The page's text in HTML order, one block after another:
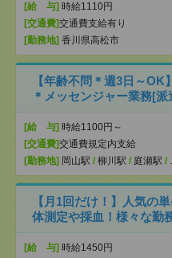
[給 与] 時給1110円
[交通費]交通費支給有り
[勤務地] 香川県高松市
【年齢不問＊週3日～
＊メッセンジャー業務[派
[給 与] 時給1100円～
[交通費]交通費規定内支給
[勤務地] 岡山駅 / 柳川駅 / 庭瀬駅 /
【月1回だけ！】人気の
体測定や採血！様々な勤
[給 与] 時給1450円